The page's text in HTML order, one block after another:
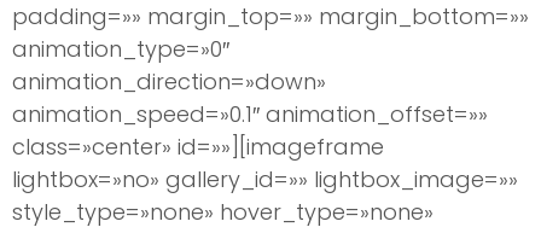
padding=»» margin_top=»» margin_bottom=»»
animation_type=»0″
animation_direction=»down»
animation_speed=»0.1″ animation_offset=»»
class=»center» id=»»][imageframe
lightbox=»no» gallery_id=»» lightbox_image=»»
style_type=»none» hover_type=»none»